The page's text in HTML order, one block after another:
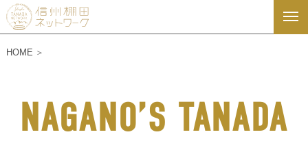
HOME
NAGANO’S TANADA